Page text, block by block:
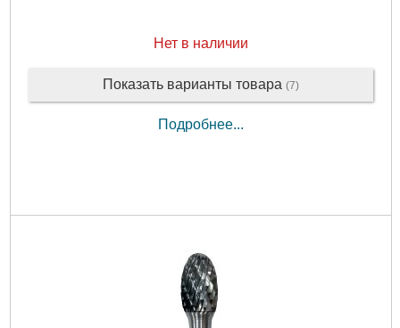
Нет в наличии
Показать варианты товара (7)
Подробнее...